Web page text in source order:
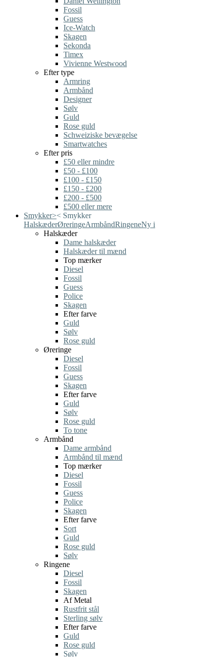
Fossil
Guess
Ice-Watch
Skagen
Sekonda
Timex
Vivienne Westwood
Efter type
Armring
Armbånd
Designer
Sølv
Guld
Rose guld
Schweiziske bevægelse
Smartwatches
Efter pris
£50 eller mindre
£50 - £100
£100 - £150
£150 - £200
£200 - £500
£500 eller mere
Smykker>< Smykker
HalskæderØreringeArmbåndRingeneNy i
Halskæder
Dame halskæder
Halskæder til mænd
Top mærker
Diesel
Fossil
Guess
Police
Skagen
Efter farve
Guld
Sølv
Rose guld
Øreringe
Diesel
Fossil
Guess
Skagen
Efter farve
Guld
Sølv
Rose guld
To tone
Armbånd
Dame armbånd
Armbånd til mænd
Top mærker
Diesel
Fossil
Guess
Police
Skagen
Efter farve
Sort
Guld
Rose guld
Sølv
Ringene
Diesel
Fossil
Skagen
Af Metal
Rustfrit stål
Sterling sølv
Efter farve
Guld
Rose guld
Sølv